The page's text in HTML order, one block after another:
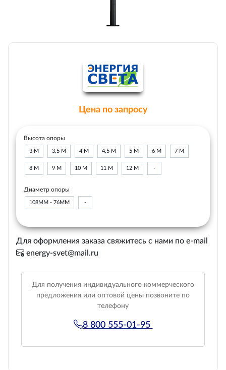
Цена по запросу
Высота опоры
3 М 3,5 М 4 М 4,5 М 5 М 6 М 7 М
8 М 9 М 10 М 11 М 12 М -
Диаметр опоры
108ММ - 76ММ -
Для оформления заказа свяжитесь с нами по e-mail
energy-svet@mail.ru
Для получения индивидуального коммерческого
предложения или оптовой цены позвоните по
телефону
8 800 555-01-95